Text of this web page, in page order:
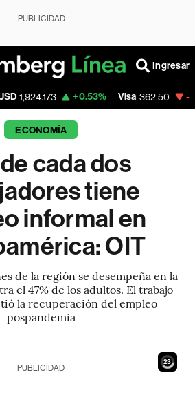
PUBLICIDAD
Ingresar
+0.53% Visa 362.50 -2.15%
ECONOMÍA
cada dos
tiene
informal en
OIT
de la región se desempeña en la
el 47% de los adultos. El trabajo
la recuperación del empleo
pospandemia
21
PUBLICIDAD